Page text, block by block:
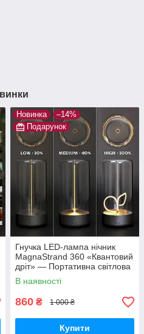
Новинка
–14%
Подарунок
Гнучка LED-лампа нічник
MagnaStrand 360 «Квантовий
дріт» — Портативна світлова
нитка Lumia Flex з магнітом
(Тепле світло)
В наявності
860 ₴ 1 000 ₴
Купити